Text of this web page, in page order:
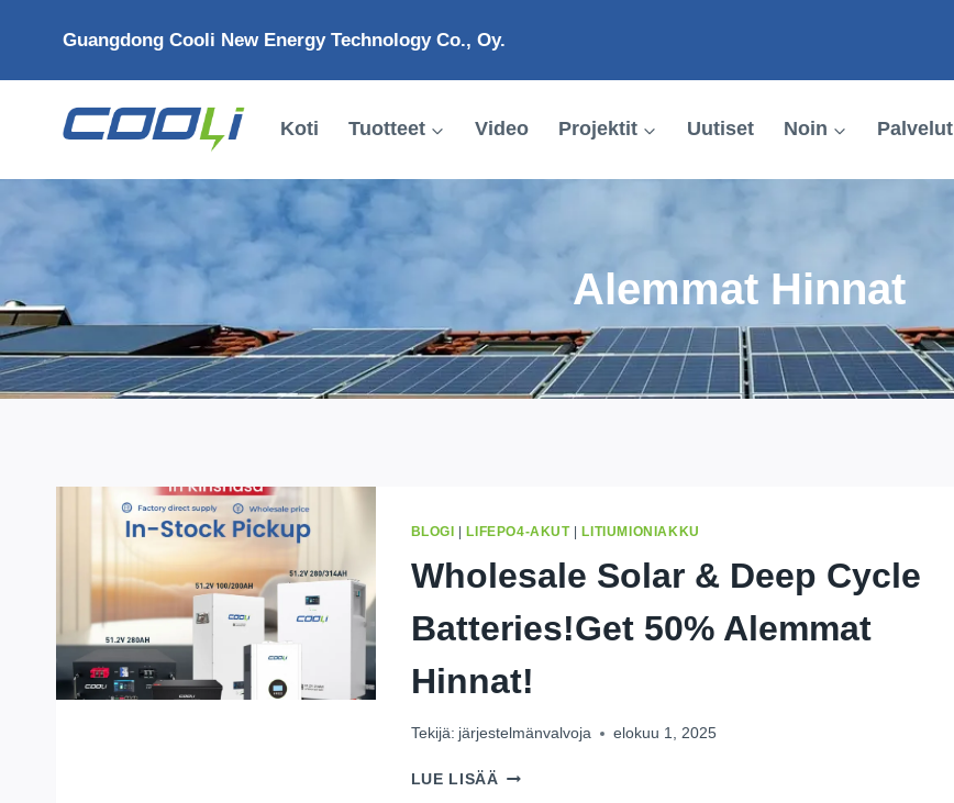
sisältöönGuangdong Cooli New Energy Technology Co., Oy.
Koti Tuotteet Video Projektit Uutiset Noin Palvelut
Alemmat Hinnat
BLOGI |LIFEPO4-AKUT|LITIUMIONIAKKU
Wholesale Solar& Deep Cycle
Batteries!Get50% Alemmat
Hinnat!
Tekijä: järjestelmänvalvoja elokuu 1, 2025
LUE LISÄÄ WHOLESALE